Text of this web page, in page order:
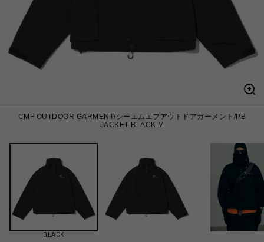
CMF OUTDOOR GARMENT/シーエムエフアウトドアガーメント/PB
JACKET BLACK M
BLACK